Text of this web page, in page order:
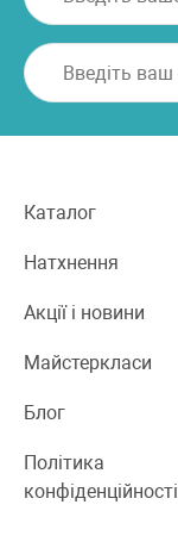
Каталог
Натхнення
Акції і новини
Майстеркласи
Блог
Політика
конфіденційності